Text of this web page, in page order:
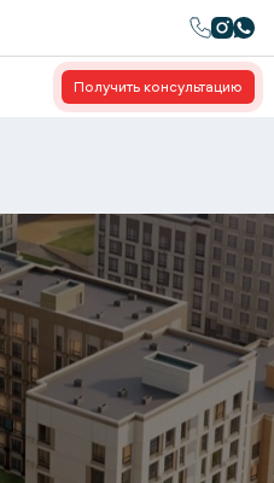
Получить консультацию